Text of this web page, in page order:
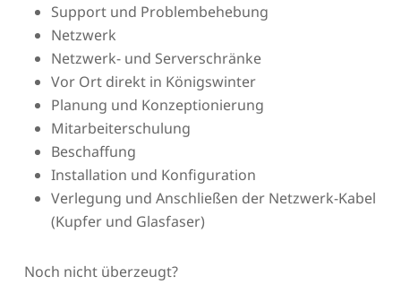
Support und Problembehebung
Netzwerk
Netzwerk- und Serverschränke
Vor Ort direkt in Königswinter
Planung und Konzeptionierung
Mitarbeiterschulung
Beschaffung
Installation und Konfiguration
Verlegung und Anschließen der Netzwerk-Kabel
(Kupfer und Glasfaser)
Noch nicht überzeugt?